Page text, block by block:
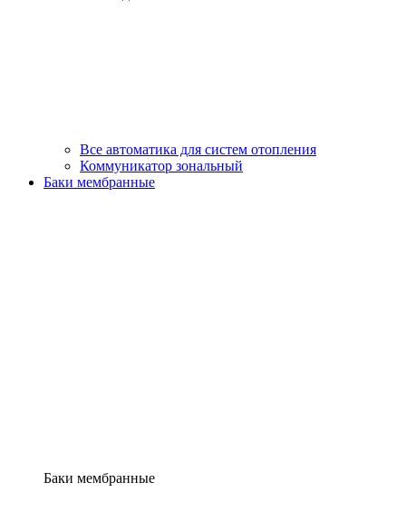
Все автоматика для систем отопления
Коммуникатор зональный
Баки мембранные
Баки мембранные